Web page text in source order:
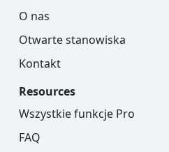
O nas
Otwarte stanowiska
Kontakt
Resources
Wszystkie funkcje Pro
FAQ